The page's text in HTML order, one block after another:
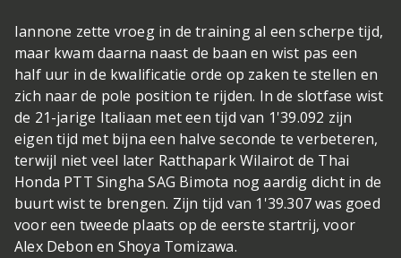
Iannone zette vroeg in de training al een scherpe tijd,
maar kwam daarna naast de baan en wist pas een
half uur in de kwalificatie orde op zaken te stellen en
zich naar de pole position te rijden. In de slotfase wist
de 21-jarige Italiaan met een tijd van 1'39.092 zijn
eigen tijd met bijna een halve seconde te verbeteren,
terwijl niet veel later Ratthapark Wilairot de Thai
Honda PTT Singha SAG Bimota nog aardig dicht in de
buurt wist te brengen. Zijn tijd van 1'39.307 was goed
voor een tweede plaats op de eerste startrij, voor
Alex Debon en Shoya Tomizawa.